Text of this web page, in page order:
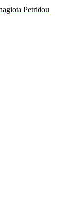
Petridou